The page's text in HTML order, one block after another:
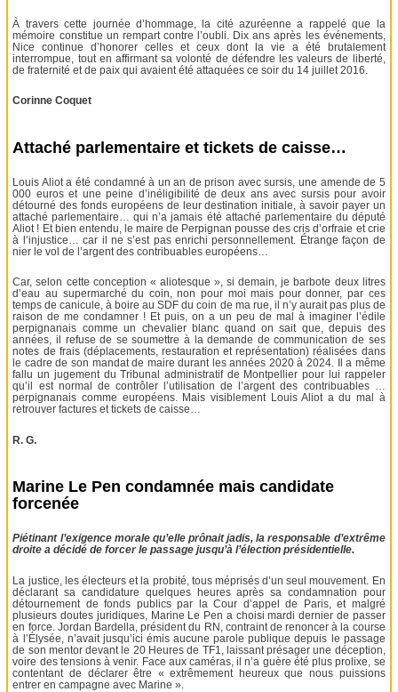
À travers cette journée d’hommage, la cité azuréenne a rappelé que la
mémoire constitue un rempart contre l’oubli. Dix ans après les événements,
Nice continue d’honorer celles et ceux dont la vie a été brutalement
interrompue, tout en affirmant sa volonté de défendre les valeurs de liberté,
de fraternité et de paix qui avaient été attaquées ce soir du 14 juillet 2016.
Corinne Coquet
Attaché parlementaire et tickets de caisse…
Louis Aliot a été condamné à un an de prison avec sursis, une amende de 5
000 euros et une peine d’inéligibilité de deux ans avec sursis pour avoir
détourné des fonds européens de leur destination initiale, à savoir payer un
attaché parlementaire… qui n’a jamais été attaché parlementaire du député
Aliot ! Et bien entendu, le maire de Perpignan pousse des cris d’orfraie et crie
à l’injustice… car il ne s’est pas enrichi personnellement. Étrange façon de
nier le vol de l’argent des contribuables européens…
Car, selon cette conception « aliotesque », si demain, je barbote deux litres
d’eau au supermarché du coin, non pour moi mais pour donner, par ces
temps de canicule, à boire au SDF du coin de ma rue, il n’y aurait pas plus de
raison de me condamner ! Et puis, on a un peu de mal à imaginer l’édile
perpignanais comme un chevalier blanc quand on sait que, depuis des
années, il refuse de se soumettre à la demande de communication de ses
notes de frais (déplacements, restauration et représentation) réalisées dans
le cadre de son mandat de maire durant les années 2020 à 2024. Il a même
fallu un jugement du Tribunal administratif de Montpellier pour lui rappeler
qu’il est normal de contrôler l’utilisation de l’argent des contribuables …
perpignanais comme européens. Mais visiblement Louis Aliot a du mal à
retrouver factures et tickets de caisse…
R. G.
Marine Le Pen condamnée mais candidate
forcenée
Piétinant l’exigence morale qu’elle prônait jadis, la responsable d’extrême
droite a décidé de forcer le passage jusqu’à l’élection présidentielle.
La justice, les électeurs et la probité, tous méprisés d’un seul mouvement. En
déclarant sa candidature quelques heures après sa condamnation pour
détournement de fonds publics par la Cour d’appel de Paris, et malgré
plusieurs doutes juridiques, Marine Le Pen a choisi mardi dernier de passer
en force. Jordan Bardella, président du RN, contraint de renoncer à la course
à l’Élysée, n’avait jusqu’ici émis aucune parole publique depuis le passage
de son mentor devant le 20 Heures de TF1, laissant présager une déception,
voire des tensions à venir. Face aux caméras, il n’a guère été plus prolixe, se
contentant de déclarer être « extrêmement heureux que nous puissions
entrer en campagne avec Marine ».